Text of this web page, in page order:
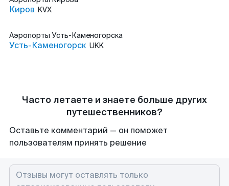
Киров KVX
Аэропорты Усть-Каменогорска
Усть-Каменогорск UKK
Часто летаете и знаете больше других
путешественников?
Оставьте комментарий — он поможет
пользователям принять решение